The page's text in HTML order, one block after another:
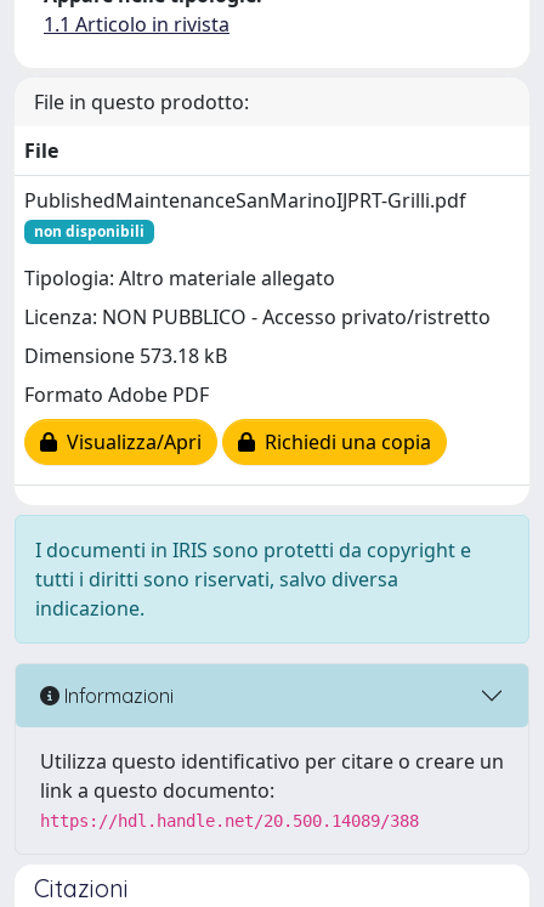
1.1 Articolo in rivista
File in questo prodotto:
File
PublishedMaintenanceSanMarinoIJPRT-Grilli.pdf
non disponibili
Tipologia: Altro materiale allegato
Licenza: NON PUBBLICO - Accesso privato/ristretto
Dimensione 573.18 kB
Formato Adobe PDF
Visualizza/Apri
Richiedi una copia
I documenti in IRIS sono protetti da copyright e
tutti i diritti sono riservati, salvo diversa
indicazione.
Informazioni
Utilizza questo identificativo per citare o creare un
link a questo documento:
https://hdl.handle.net/20.500.14089/388
Citazioni